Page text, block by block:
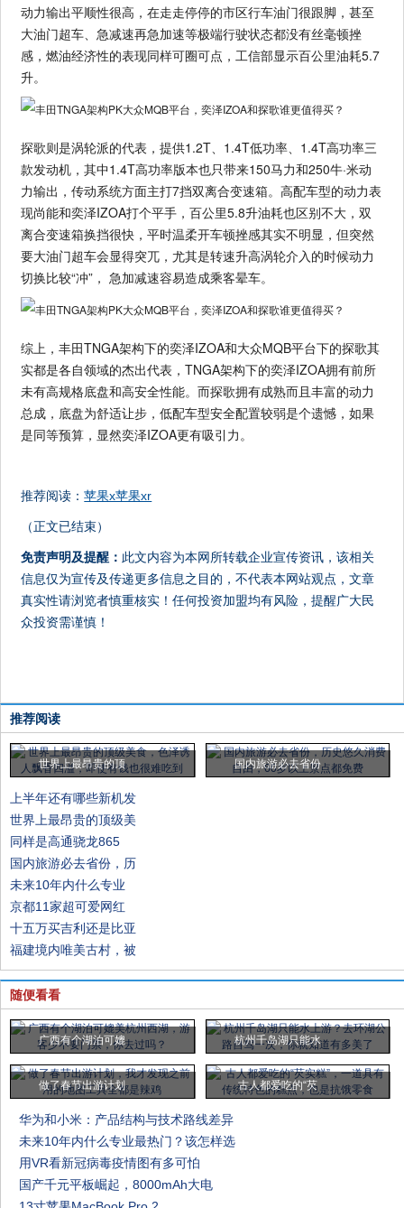
动力输出平顺性很高，在走走停停的市区行车油门很跟脚，甚至
大油门超车、急减速再急加速等极端行驶状态都没有丝毫顿挫
感，燃油经济性的表现同样可圈可点，工信部显示百公里油耗5.7
升。
探歌则是涡轮派的代表，提供1.2T、1.4T低功率、1.4T高功率三
款发动机，其中1.4T高功率版本也只带来150马力和250牛·米动
力输出，传动系统方面主打7挡双离合变速箱。高配车型的动力表
现尚能和奕泽IZOA打个平手，百公里5.8升油耗也区别不大，双
离合变速箱换挡很快，平时温柔开车顿挫感其实不明显，但突然
要大油门超车会显得突兀，尤其是转速升高涡轮介入的时候动力
切换比较“冲”， 急加减速容易造成乘客晕车。
综上，丰田TNGA架构下的奕泽IZOA和大众MQB平台下的探歌其
实都是各自领域的杰出代表，TNGA架构下的奕泽IZOA拥有前所
未有高规格底盘和高安全性能。而探歌拥有成熟而且丰富的动力
总成，底盘为舒适让步，低配车型安全配置较弱是个遗憾，如果
是同等预算，显然奕泽IZOA更有吸引力。
推荐阅读：苹果x苹果xr
（正文已结束）
免责声明及提醒： 此文内容为本网所转载企业宣传资讯，该相关
信息仅为宣传及传递更多信息之目的，不代表本网站观点，文章
真实性请浏览者慎重核实！任何投资加盟均有风险，提醒广大民
众投资需谨慎！
推荐阅读
世界上最昂贵的顶 国内旅游必去省份
上半年还有哪些新机发
世界上最昂贵的顶级美
同样是高通骁龙865
国内旅游必去省份，历
未来10年内什么专业
京都11家超可爱网红
十五万买吉利还是比亚
福建境内唯美古村，被
随便看看
广西有个湖泊可媲 杭州千岛湖只能水
做了春节出游计划 古人都爱吃的“芡
华为和小米：产品结构与技术路线差异
未来10年内什么专业最热门？该怎样选
用VR看新冠病毒疫情图有多可怕
国产千元平板崛起，8000mAh大电